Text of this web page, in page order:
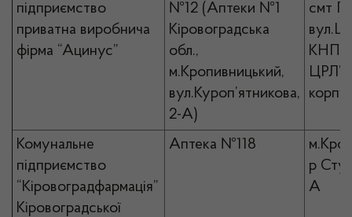
підприємство
приватна виробнича
фірма “Ацинус”
№12 (Аптеки №1
Кіровоградська
обл.,
м.Кропивницький,
вул.Куроп’ятникова,
2-А)
смт
КНП
ЦРЛ”,
Комунальне
підприємство
“Кіровоградфармація”
Кіровоградської
Аптека №118
р
А